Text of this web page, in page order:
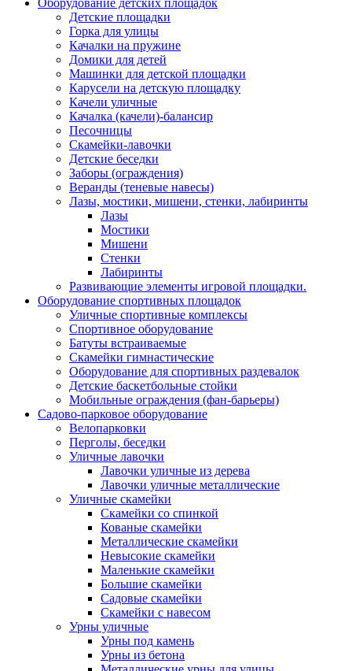
Оборудование детских площадок
Детские площадки
Горка для улицы
Качалки на пружине
Домики для детей
Машинки для детской площадки
Карусели на детскую площадку
Качели уличные
Качалка (качели)-балансир
Песочницы
Скамейки-лавочки
Детские беседки
Заборы (ограждения)
Веранды (теневые навесы)
Лазы, мостики, мишени, стенки, лабиринты
Лазы
Мостики
Мишени
Стенки
Лабиринты
Развивающие элементы игровой площадки.
Оборудование спортивных площадок
Уличные спортивные комплексы
Спортивное оборудование
Батуты встраиваемые
Скамейки гимнастические
Оборудование для спортивных раздевалок
Детские баскетбольные стойки
Мобильные ограждения (фан-барьеры)
Садово-парковое оборудование
Велопарковки
Перголы, беседки
Уличные лавочки
Лавочки уличные из дерева
Лавочки уличные металлические
Уличные скамейки
Скамейки со спинкой
Кованые скамейки
Металлические скамейки
Невысокие скамейки
Маленькие скамейки
Большие скамейки
Садовые скамейки
Скамейки с навесом
Урны уличные
Урны под камень
Урны из бетона